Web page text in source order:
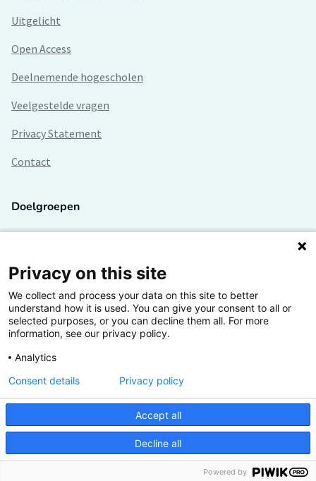
Uitgelicht
Open Access
Deelnemende hogescholen
Veelgestelde vragen
Privacy Statement
Contact
Doelgroepen
Lectoren en onderzoekers
Bedrijven
Hogescholen
De grootste kennisbank van het HBO
Inspiratie op jouw vakgebied
Vrij toegankelijk
Privacy on this site
We collect and process your data on this site to better
understand how it is used. You can give your consent to all or
selected purposes, or you can decline them all. For more
information, see our privacy policy.
Analytics
Accept all
Decline all
Consent details Privacy policy
Powered by